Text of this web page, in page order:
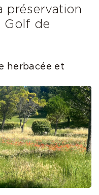
préservation
Golf de
herbacée et